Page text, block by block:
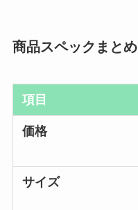
商品スペックまとめ
項目
価格
サイズ